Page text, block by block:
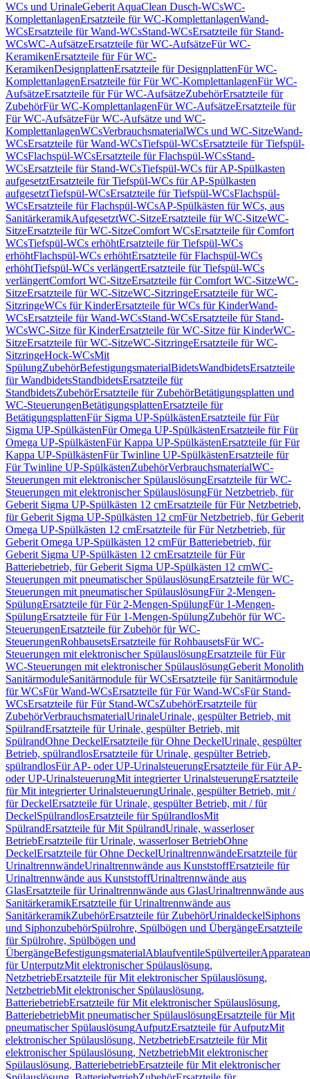
WCs und UrinaleGeberit AquaClean Dusch-WCsWC-
KomplettanlagenErsatzteile für WC-KomplettanlagenWand-
WCsErsatzteile für Wand-WCsStand-WCsErsatzteile für Stand-
WCsWC-AufsätzeErsatzteile für WC-AufsätzeFür WC-
KeramikenErsatzteile für Für WC-
KeramikenDesignplattenErsatzteile für DesignplattenFür WC-
KomplettanlagenErsatzteile für Für WC-KomplettanlagenFür WC-
AufsätzeErsatzteile für Für WC-AufsätzeZubehörErsatzteile für
ZubehörFür WC-KomplettanlagenFür WC-AufsätzeErsatzteile für
Für WC-AufsätzeFür WC-Aufsätze und WC-
KomplettanlagenWCsVerbrauchsmaterialWCs und WC-SitzeWand-
WCsErsatzteile für Wand-WCsTiefspül-WCsErsatzteile für Tiefspül-
WCsFlachspül-WCsErsatzteile für Flachspül-WCsStand-
WCsErsatzteile für Stand-WCsTiefspül-WCs für AP-Spülkasten
aufgesetztErsatzteile für Tiefspül-WCs für AP-Spülkasten
aufgesetztTiefspül-WCsErsatzteile für Tiefspül-WCsFlachspül-
WCsErsatzteile für Flachspül-WCsAP-Spülkästen für WCs, aus
SanitärkeramikAufgesetztWC-SitzeErsatzteile für WC-SitzeWC-
SitzeErsatzteile für WC-SitzeComfort WCsErsatzteile für Comfort
WCsTiefspül-WCs erhöhtErsatzteile für Tiefspül-WCs
erhöhtFlachspül-WCs erhöhtErsatzteile für Flachspül-WCs
erhöhtTiefspül-WCs verlängertErsatzteile für Tiefspül-WCs
verlängertComfort WC-SitzeErsatzteile für Comfort WC-SitzeWC-
SitzeErsatzteile für WC-SitzeWC-SitzringeErsatzteile für WC-
SitzringeWCs für KinderErsatzteile für WCs für KinderWand-
WCsErsatzteile für Wand-WCsStand-WCsErsatzteile für Stand-
WCsWC-Sitze für KinderErsatzteile für WC-Sitze für KinderWC-
SitzeErsatzteile für WC-SitzeWC-SitzringeErsatzteile für WC-
SitzringeHock-WCsMit
SpülungZubehörBefestigungsmaterialBidetsWandbidetsErsatzteile
für WandbidetsStandbidetsErsatzteile für
StandbidetsZubehörErsatzteile für ZubehörBetätigungsplatten und
WC-SteuerungenBetätigungsplattenErsatzteile für
BetätigungsplattenFür Sigma UP-SpülkästenErsatzteile für Für
Sigma UP-SpülkästenFür Omega UP-SpülkästenErsatzteile für Für
Omega UP-SpülkästenFür Kappa UP-SpülkästenErsatzteile für Für
Kappa UP-SpülkästenFür Twinline UP-SpülkästenErsatzteile für
Für Twinline UP-SpülkästenZubehörVerbrauchsmaterialWC-
Steuerungen mit elektronischer SpülauslösungErsatzteile für WC-
Steuerungen mit elektronischer SpülauslösungFür Netzbetrieb, für
Geberit Sigma UP-Spülkästen 12 cmErsatzteile für Für Netzbetrieb,
für Geberit Sigma UP-Spülkästen 12 cmFür Netzbetrieb, für Geberit
Omega UP-Spülkästen 12 cmErsatzteile für Für Netzbetrieb, für
Geberit Omega UP-Spülkästen 12 cmFür Batteriebetrieb, für
Geberit Sigma UP-Spülkästen 12 cmErsatzteile für Für
Batteriebetrieb, für Geberit Sigma UP-Spülkästen 12 cmWC-
Steuerungen mit pneumatischer SpülauslösungErsatzteile für WC-
Steuerungen mit pneumatischer SpülauslösungFür 2-Mengen-
SpülungErsatzteile für Für 2-Mengen-SpülungFür 1-Mengen-
SpülungErsatzteile für Für 1-Mengen-SpülungZubehör für WC-
SteuerungenErsatzteile für Zubehör für WC-
SteuerungenRohbausetsErsatzteile für RohbausetsFür WC-
Steuerungen mit elektronischer SpülauslösungErsatzteile für Für
WC-Steuerungen mit elektronischer SpülauslösungGeberit Monolith
SanitärmoduleSanitärmodule für WCsErsatzteile für Sanitärmodule
für WCsFür Wand-WCsErsatzteile für Für Wand-WCsFür Stand-
WCsErsatzteile für Für Stand-WCsZubehörErsatzteile für
ZubehörVerbrauchsmaterialUrinaleUrinale, gespülter Betrieb, mit
SpülrandErsatzteile für Urinale, gespülter Betrieb, mit
SpülrandOhne DeckelErsatzteile für Ohne DeckelUrinale, gespülter
Betrieb, spülrandlosErsatzteile für Urinale, gespülter Betrieb,
spülrandlosFür AP- oder UP-UrinalsteuerungErsatzteile für Für AP-
oder UP-UrinalsteuerungMit integrierter UrinalsteuerungErsatzteile
für Mit integrierter UrinalsteuerungUrinale, gespülter Betrieb, mit /
für DeckelErsatzteile für Urinale, gespülter Betrieb, mit / für
DeckelSpülrandlosErsatzteile für SpülrandlosMit
SpülrandErsatzteile für Mit SpülrandUrinale, wasserloser
BetriebErsatzteile für Urinale, wasserloser BetriebOhne
DeckelErsatzteile für Ohne DeckelUrinaltrennwändeErsatzteile für
UrinaltrennwändeUrinaltrennwände aus KunststoffErsatzteile für
Urinaltrennwände aus KunststoffUrinaltrennwände aus
GlasErsatzteile für Urinaltrennwände aus GlasUrinaltrennwände aus
SanitärkeramikErsatzteile für Urinaltrennwände aus
SanitärkeramikZubehörErsatzteile für ZubehörUrinaldeckelSiphons
und SiphonzubehörSpülrohre, Spülbögen und ÜbergängeErsatzteile
für Spülrohre, Spülbögen und
ÜbergängeBefestigungsmaterialAblaufventileSpülverteiler
für UnterputzMit elektronischer Spülauslösung,
NetzbetriebErsatzteile für Mit elektronischer Spülauslösung,
NetzbetriebMit elektronischer Spülauslösung,
BatteriebetriebErsatzteile für Mit elektronischer Spülauslösung,
BatteriebetriebMit pneumatischer SpülauslösungErsatzteile für Mit
pneumatischer SpülauslösungAufputzErsatzteile für AufputzMit
elektronischer Spülauslösung, NetzbetriebErsatzteile für Mit
elektronischer Spülauslösung, NetzbetriebMit elektronischer
Spülauslösung, BatteriebetriebErsatzteile für Mit elektronischer